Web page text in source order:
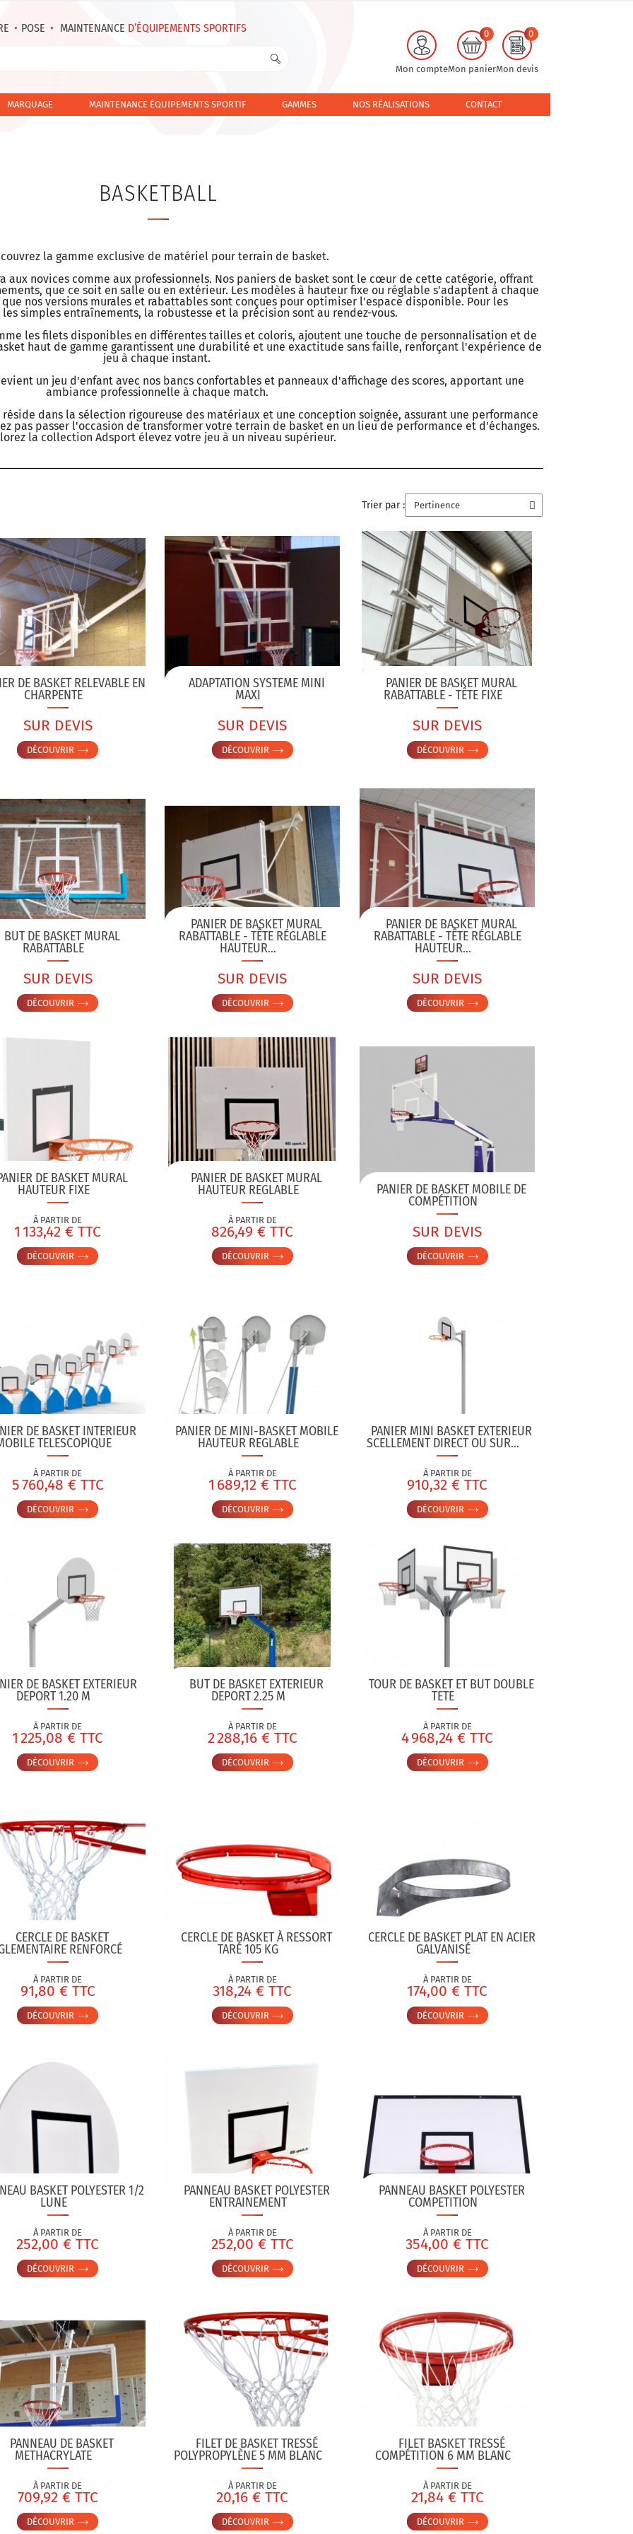
• POSE • MAINTENANCE D’ÉQUIPEMENTS SPORTIFS
Mon compteMon panier
0
Mon devis
0
MARQUAGE MAINTENANCE ÉQUIPEMENTS SPORTIF GAMMES NOS RÉALISATIONS CONTACT
BASKETBALL
la gamme exclusive de matériel pour terrain de basket.
novices comme aux professionnels. Nos paniers de basket sont le cœur de cette catégorie, offrant
que ce soit en salle ou en extérieur. Les modèles à hauteur fixe ou réglable s'adaptent à chaque
nos versions murales et rabattables sont conçues pour optimiser l'espace disponible. Pour les
simples entraînements, la robustesse et la précision sont au rendez-vous.
les filets disponibles en différentes tailles et coloris, ajoutent une touche de personnalisation et de
haut de gamme garantissent une durabilité et une exactitude sans faille, renforçant l'expérience de
jeu à chaque instant.
un jeu d'enfant avec nos bancs confortables et panneaux d'affichage des scores, apportant une
ambiance professionnelle à chaque match.
dans la sélection rigoureuse des matériaux et une conception soignée, assurant une performance
pas passer l'occasion de transformer votre terrain de basket en un lieu de performance et d'échanges.
la collection Adsport élevez votre jeu à un niveau supérieur.
Trier par :
DE BASKET RELEVABLE EN
CHARPENTE
SUR DEVIS
DÉCOUVRIR
ADAPTATION SYSTEME MINI
MAXI
SUR DEVIS
DÉCOUVRIR
PANIER DE BASKET MURAL
RABATTABLE - TÊTE FIXE
SUR DEVIS
DÉCOUVRIR
BUT DE BASKET MURAL
RABATTABLE
SUR DEVIS
DÉCOUVRIR
PANIER DE BASKET MURAL
RABATTABLE - TÊTE RÉGLABLE
HAUTEUR...
SUR DEVIS
DÉCOUVRIR
PANIER DE BASKET MURAL
RABATTABLE - TÊTE RÉGLABLE
HAUTEUR...
SUR DEVIS
DÉCOUVRIR
DE BASKET MURAL
HAUTEUR FIXE
À PARTIR DE
1 133,42 € TTC
DÉCOUVRIR
PANIER DE BASKET MURAL
HAUTEUR REGLABLE
À PARTIR DE
826,49 € TTC
DÉCOUVRIR
PANIER DE BASKET MOBILE DE
COMPÉTITION
SUR DEVIS
DÉCOUVRIR
DE BASKET INTERIEUR
TELESCOPIQUE
À PARTIR DE
5 760,48 € TTC
DÉCOUVRIR
PANIER DE MINI-BASKET MOBILE
HAUTEUR REGLABLE
À PARTIR DE
1 689,12 € TTC
DÉCOUVRIR
PANIER MINI BASKET EXTERIEUR
SCELLEMENT DIRECT OU SUR...
À PARTIR DE
910,32 € TTC
DÉCOUVRIR
DE BASKET EXTERIEUR
DEPORT 1.20 M
À PARTIR DE
1 225,08 € TTC
DÉCOUVRIR
BUT DE BASKET EXTERIEUR
DEPORT 2.25 M
À PARTIR DE
2 288,16 € TTC
DÉCOUVRIR
TOUR DE BASKET ET BUT DOUBLE
TETE
À PARTIR DE
4 968,24 € TTC
DÉCOUVRIR
CERCLE DE BASKET
RENFORCÉ
À PARTIR DE
91,80 € TTC
DÉCOUVRIR
CERCLE DE BASKET À RESSORT
TARÉ 105 KG
À PARTIR DE
318,24 € TTC
DÉCOUVRIR
CERCLE DE BASKET PLAT EN ACIER
GALVANISÉ
À PARTIR DE
174,00 € TTC
DÉCOUVRIR
BASKET POLYESTER 1/2
LUNE
À PARTIR DE
252,00 € TTC
DÉCOUVRIR
PANNEAU BASKET POLYESTER
ENTRAINEMENT
À PARTIR DE
252,00 € TTC
DÉCOUVRIR
PANNEAU BASKET POLYESTER
COMPETITION
À PARTIR DE
354,00 € TTC
DÉCOUVRIR
PANNEAU DE BASKET
METHACRYLATE
À PARTIR DE
709,92 € TTC
DÉCOUVRIR
FILET DE BASKET TRESSÉ
POLYPROPYLÈNE 5 MM BLANC
À PARTIR DE
20,16 € TTC
DÉCOUVRIR
FILET BASKET TRESSÉ
COMPÉTITION 6 MM BLANC
À PARTIR DE
21,84 € TTC
DÉCOUVRIR